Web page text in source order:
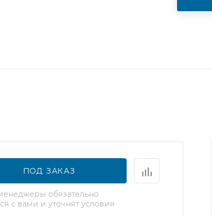
ПОД ЗАКАЗ
обязательно
с вами и уточнят условия